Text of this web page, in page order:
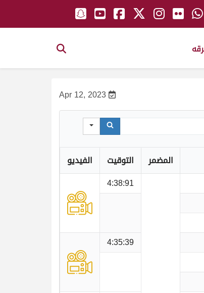
Apr 12, 2023
المضمر التوقيت الفيديو
4:38:91
4:35:39